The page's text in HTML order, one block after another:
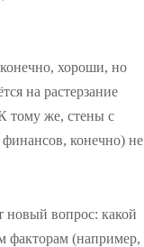
хороши, но
на растерзание
тому же, стены с
конечно) не
новый вопрос: какой
факторам (например,